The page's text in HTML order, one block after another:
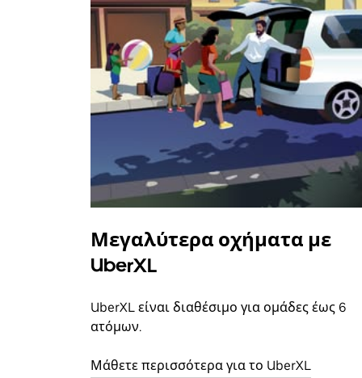
Μεγαλύτερα οχήματα με
UberXL
UberXL είναι διαθέσιμο για ομάδες έως 6
ατόμων.
Μάθετε περισσότερα για το UberXL